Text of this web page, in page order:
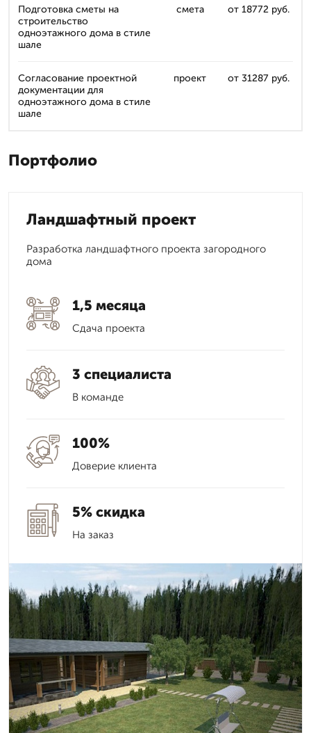
Подготовка сметы на
строительство
одноэтажного дома в стиле
шале
смета от 18772 руб.
Согласование проектной
документации для
одноэтажного дома в стиле
шале
проект от 31287 руб.
Портфолио
Ландшафтный проект
Разработка ландшафтного проекта загородного
дома
1,5 месяца
Сдача проекта
3 специалиста
В команде
100%
Доверие клиента
5% скидка
На заказ